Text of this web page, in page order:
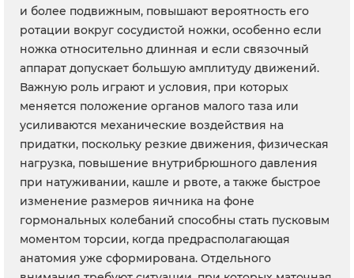
и более подвижным, повышают вероятность его
ротации вокруг сосудистой ножки, особенно если
ножка относительно длинная и если связочный
аппарат допускает большую амплитуду движений.
Важную роль играют и условия, при которых
меняется положение органов малого таза или
усиливаются механические воздействия на
придатки, поскольку резкие движения, физическая
нагрузка, повышение внутрибрюшного давления
при натуживании, кашле и рвоте, а также быстрое
изменение размеров яичника на фоне
гормональных колебаний способны стать пусковым
моментом торсии, когда предрасполагающая
анатомия уже сформирована. Отдельного